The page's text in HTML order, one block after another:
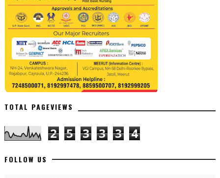
TOTAL PAGEVIEWS
2 5 3 3 3 4
FOLLOW US